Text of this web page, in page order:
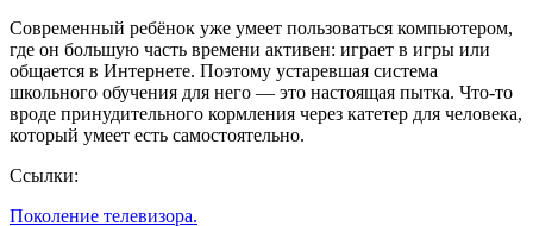
Современный ребёнок уже умеет пользоваться компьютером,
где он большую часть времени активен: играет в игры или
общается в Интернете. Поэтому устаревшая система
школьного обучения для него — это настоящая пытка. Что-то
вроде принудительного кормления через катетер для человека,
который умеет есть самостоятельно.
Ссылки:
Поколение телевизора.